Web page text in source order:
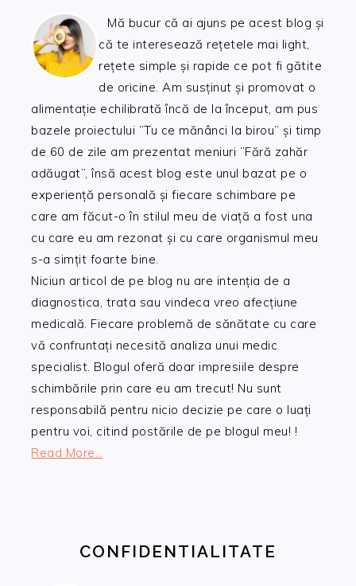
Mă bucur că ai ajuns pe acest blog și
că te interesează rețetele mai light,
rețete simple și rapide ce pot fi gătite
de oricine. Am susținut și promovat o
alimentație echilibrată încă de la început, am pus
bazele proiectului ”Tu ce mănânci la birou” și timp
de 60 de zile am prezentat meniuri ”Fără zahăr
adăugat”, însă acest blog este unul bazat pe o
experiență personală și fiecare schimbare pe
care am făcut-o în stilul meu de viață a fost una
cu care eu am rezonat și cu care organismul meu
s-a simțit foarte bine.
Niciun articol de pe blog nu are intenția de a
diagnostica, trata sau vindeca vreo afecțiune
medicală. Fiecare problemă de sănătate cu care
vă confruntați necesită analiza unui medic
specialist. Blogul oferă doar impresiile despre
schimbările prin care eu am trecut! Nu sunt
responsabilă pentru nicio decizie pe care o luați
pentru voi, citind postările de pe blogul meu! !
Read More…
CONFIDENTIALITATE